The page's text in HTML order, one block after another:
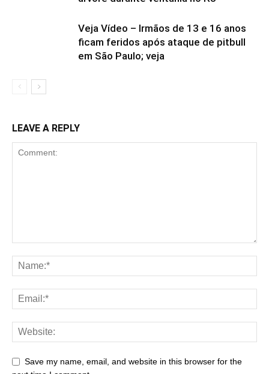
Veja Vídeo – Irmãos de 13 e 16 anos
ficam feridos após ataque de pitbull
em São Paulo; veja
LEAVE A REPLY
Save my name, email, and website in this browser for the